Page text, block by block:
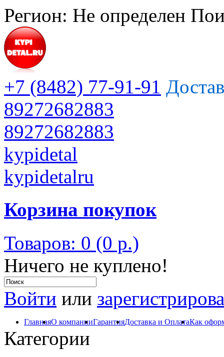
Регион: Не определен
+7 (8482) 77-91-91
89272682883
89272682883
kypidetal
kypidetalru
Корзина покупок
Товаров: 0 (0 р.)
Ничего не куплено!
Войти или
ГлавнаяО компанииГарантияДоставка и ОплатаКак
Категории